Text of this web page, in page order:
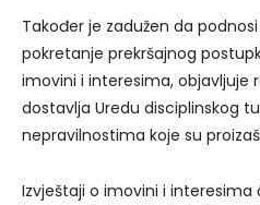
Također je zadužen da
pokretanje prekršajnog
imovini i interesima, objavljuje
dostavlja Uredu disciplinskog
nepravilnostima koje su
Izvještaji o imovini i interesima